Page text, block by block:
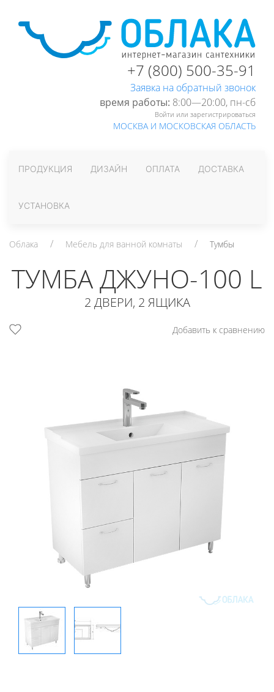
+7 (800) 500-35-91
Заявка на обратный звонок
время работы: 8:00—20:00, пн-cб
Войти или зарегистрироваться
МОСКВА И МОСКОВСКАЯ ОБЛАСТЬ
ПРОДУКЦИЯ ДИЗАЙН ОПЛАТА ДОСТАВКА
УСТАНОВКА
Облака Мебель для ванной комнаты Тумбы
ТУМБА ДЖУНО-100 L
2 ДВЕРИ, 2 ЯЩИКА
Добавить к сравнению